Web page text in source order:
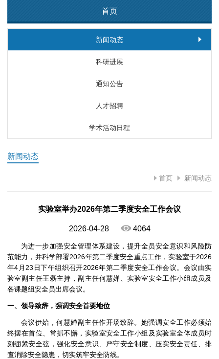
首页
新闻动态
科研进展
通知公告
人才招聘
学术活动日程
新闻动态
首页 新闻动态
实验室举办2026年第二季度安全工作会议
2026-04-28 4064
为进一步加强安全管理体系建设，提升全员安全意识和风险防
范能力，并科学部署2026年第二季度安全重点工作，实验室于2026
年4月23日下午组织召开2026年第二季度安全工作会议。会议由实
验室副主任王磊主持，副主任何慧婵、实验室安全工作小组成员及
各课题组安全员出席会议。
一、领导致辞，强调安全首要地位
会议伊始，何慧婵副主任作开场致辞。她强调安全工作必须始
终摆在首位、常抓不懈，实验室安全工作小组及实验室全体成员时
刻绷紧安全弦，强化安全意识、严守安全制度、压实安全责任、排
查消除安全隐患，切实筑牢安全防线。